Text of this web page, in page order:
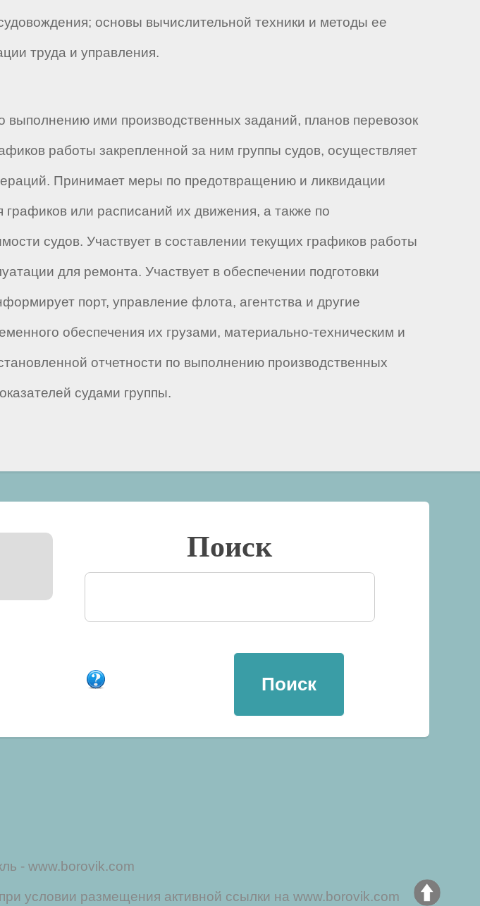
основы вычислительной техники и методы ее
труда и управления.
выполнению ими производственных заданий, планов перевозок
работы закрепленной за ним группы судов, осуществляет
Принимает меры по предотвращению и ликвидации
или расписаний их движения, а также по
судов. Участвует в составлении текущих графиков работы
для ремонта. Участвует в обеспечении подготовки
порт, управление флота, агентства и другие
обеспечения их грузами, материально-техническим и
отчетности по выполнению производственных
судами группы.
Поиск
- www.borovik.com
условии размещения активной ссылки на www.borovik.com